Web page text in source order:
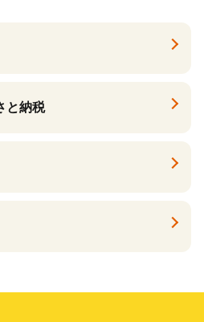
と納税